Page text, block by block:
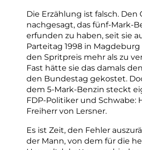
Die Erzählung ist falsch. Den
nachgesagt, das fünf-Mark-
erfunden zu haben, seit sie
Parteitag 1998 in
den Spritpreis mehr als zu
Fast hätte sie das damals
den Bundestag gekostet.
dem 5-Mark-Benzin steckt
FDP-Politiker und Schwabe:
Freiherr von Lersner.
Es ist Zeit, den Fehler
der Mann, von dem für die